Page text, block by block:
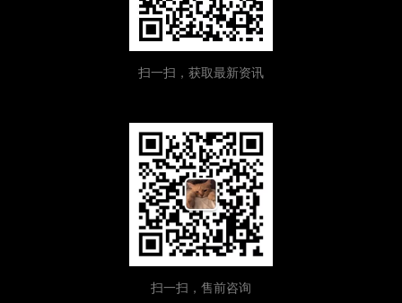
扫一扫，获取最新资讯
扫一扫，售前咨询